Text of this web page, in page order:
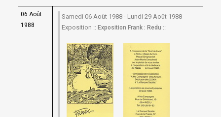
06 Août
1988
Samedi 06 Août 1988 - Lundi 29 Août 1988
Exposition :: Exposition Frank : Redu ::